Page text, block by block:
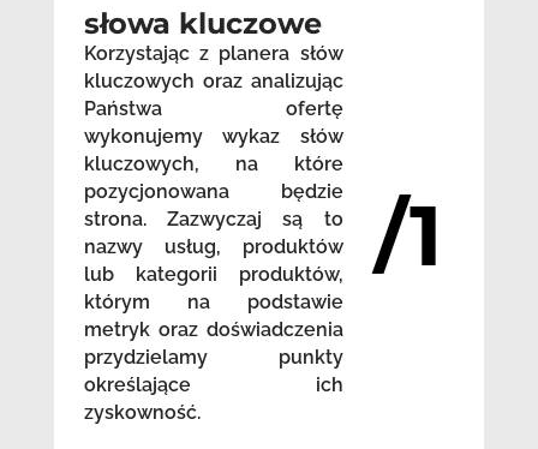
słowa kluczowe
Korzystając z planera słów
kluczowych oraz analizując
Państwa ofertę
wykonujemy wykaz słów
kluczowych, na które
pozycjonowana będzie
strona. Zazwyczaj są to
nazwy usług, produktów
lub kategorii produktów,
którym na podstawie
metryk oraz doświadczenia
przydzielamy punkty
określające ich
zyskowność.
/1